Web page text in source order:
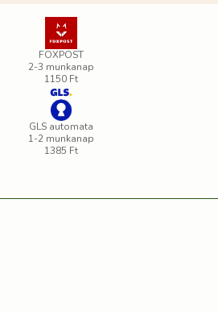
FOXPOST
2-3 munkanap
1150 Ft
GLS automata
1-2 munkanap
1385 Ft